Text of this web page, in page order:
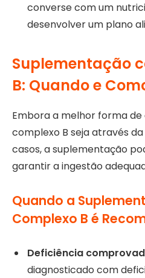
converse com um
desenvolver um plano
Suplementação
B: Quando e
Embora a melhor forma
complexo B seja através
casos, a suplementação
garantir a ingestão
Quando a
Complexo B é
Deficiência
diagnosticado com